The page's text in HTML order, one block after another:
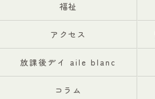
福祉
アクセス
放課後デイ aile blanc
コラム